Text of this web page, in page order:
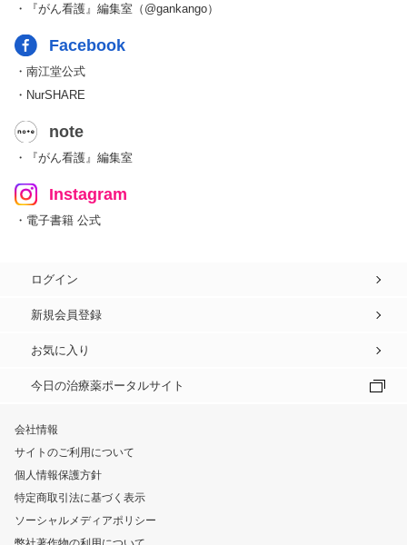
・『がん看護』編集室（@gankango）
Facebook
・南江堂公式
・NurSHARE
note
・『がん看護』編集室
Instagram
・電子書籍 公式
ログイン
新規会員登録
お気に入り
今日の治療薬ポータルサイト
会社情報
サイトのご利用について
個人情報保護方針
特定商取引法に基づく表示
ソーシャルメディアポリシー